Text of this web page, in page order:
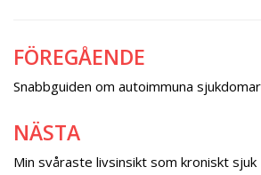
Inläggsnavigering
FÖREGÅENDE
Snabbguiden om autoimmuna sjukdomar
NÄSTA
Min svåraste livsinsikt som kroniskt sjuk